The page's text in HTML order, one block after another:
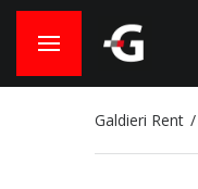
Galdieri Rent